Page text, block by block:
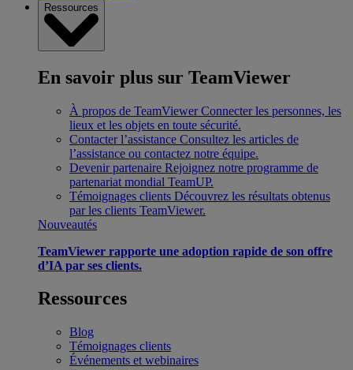
Ressources
En savoir plus sur TeamViewer
À propos de TeamViewer Connecter les personnes, les
lieux et les objets en toute sécurité.
Contacter l’assistance Consultez les articles de
l’assistance ou contactez notre équipe.
Devenir partenaire Rejoignez notre programme de
partenariat mondial TeamUP.
Témoignages clients Découvrez les résultats obtenus
par les clients TeamViewer.
Nouveautés
TeamViewer rapporte une adoption rapide de son offre
d’IA par ses clients.
Ressources
Blog
Témoignages clients
Événements et webinaires